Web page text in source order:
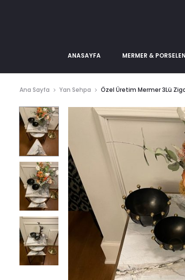
ANASAYFA MERMER &
Ana Sayfa Yan Sehpa Özel Üretim Mermer 3Lü